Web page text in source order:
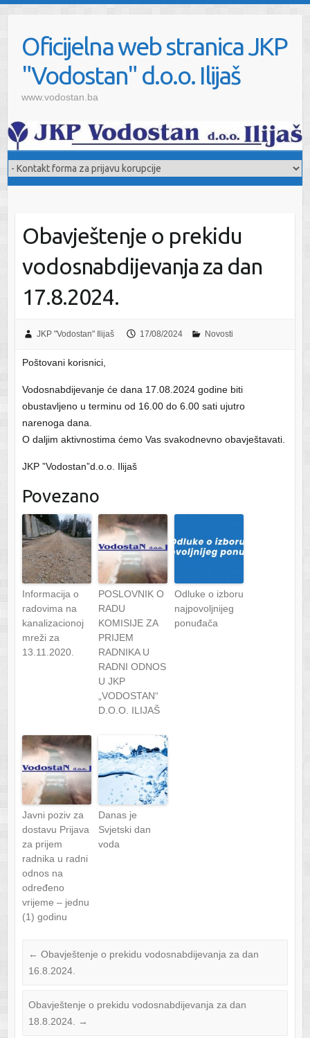
Oficijelna web stranica JKP
"Vodostan" d.o.o. Ilijaš
www.vodostan.ba
Obavještenje o prekidu
vodosnabdijevanja za dan
17.8.2024.
JKP "Vodostan" Ilijaš 17/08/2024 Novosti
Poštovani korisnici,
Vodosnabdijevanje će dana 17.08.2024 godine biti
obustavljeno u terminu od 16.00 do 6.00 sati ujutro
narenoga dana.
O daljim aktivnostima ćemo Vas svakodnevno obavještavati.
JKP ”Vodostan”d.o.o. Ilijaš
Povezano
Informacija o
radovima na
kanalizacionoj
mreži za
13.11.2020.
POSLOVNIK O
RADU
KOMISIJE ZA
PRIJEM
RADNIKA U
RADNI ODNOS
U JKP
„VODOSTAN“
D.O.O. ILIJAŠ
Odluke o izboru
najpovoljnijeg
ponuđača
Javni poziv za
dostavu Prijava
za prijem
radnika u radni
odnos na
određeno
vrijeme – jednu
(1) godinu
Danas je
Svjetski dan
voda
← Obavještenje o prekidu vodosnabdijevanja za dan
16.8.2024.
Obavještenje o prekidu vodosnabdijevanja za dan
18.8.2024.
→